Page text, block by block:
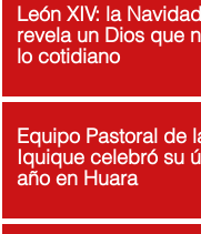
León XIV: la
revela un Dios que
lo cotidiano
Equipo Pastoral de
Iquique celebró su
año en Huara